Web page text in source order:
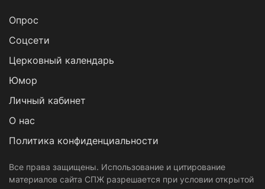
Опрос
Cоцсети
Церковный календарь
Юмор
Личный кабинет
О нас
Политика конфиденциальности
Все права защищены. Использование и цитирование
материалов сайта СПЖ разрешается при условии открытой